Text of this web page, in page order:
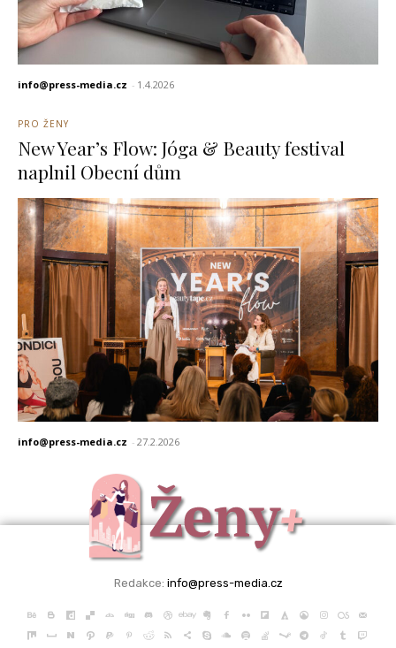
info@press-media.cz - 1.4.2026
PRO ŽENY
New Year’s Flow: Jóga & Beauty festival
naplnil Obecní dům
info@press-media.cz - 27.2.2026
Redakce: info@press-media.cz